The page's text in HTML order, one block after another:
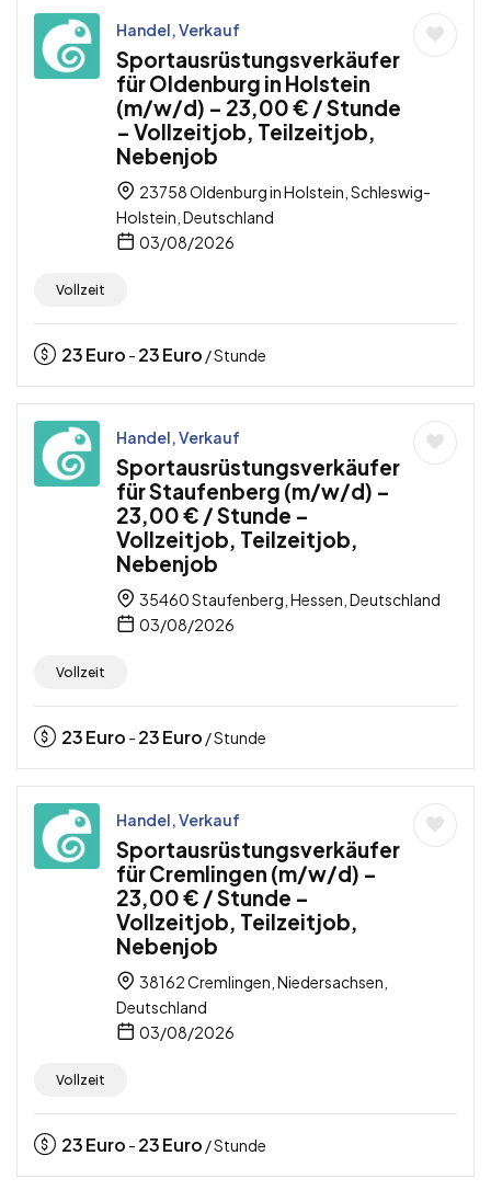
Handel, Verkauf
Sportausrüstungsverkäufer
für Oldenburg in Holstein
(m/w/d) – 23,00 € / Stunde
– Vollzeitjob, Teilzeitjob,
Nebenjob
23758 Oldenburg in Holstein, Schleswig-
Holstein, Deutschland
03/08/2026
Vollzeit
23Euro - 23Euro / Stunde
Handel, Verkauf
Sportausrüstungsverkäufer
für Staufenberg (m/w/d) –
23,00 € / Stunde –
Vollzeitjob, Teilzeitjob,
Nebenjob
35460 Staufenberg, Hessen, Deutschland
03/08/2026
Vollzeit
23Euro - 23Euro / Stunde
Handel, Verkauf
Sportausrüstungsverkäufer
für Cremlingen (m/w/d) –
23,00 € / Stunde –
Vollzeitjob, Teilzeitjob,
Nebenjob
38162 Cremlingen, Niedersachsen,
Deutschland
03/08/2026
Vollzeit
23Euro - 23Euro / Stunde